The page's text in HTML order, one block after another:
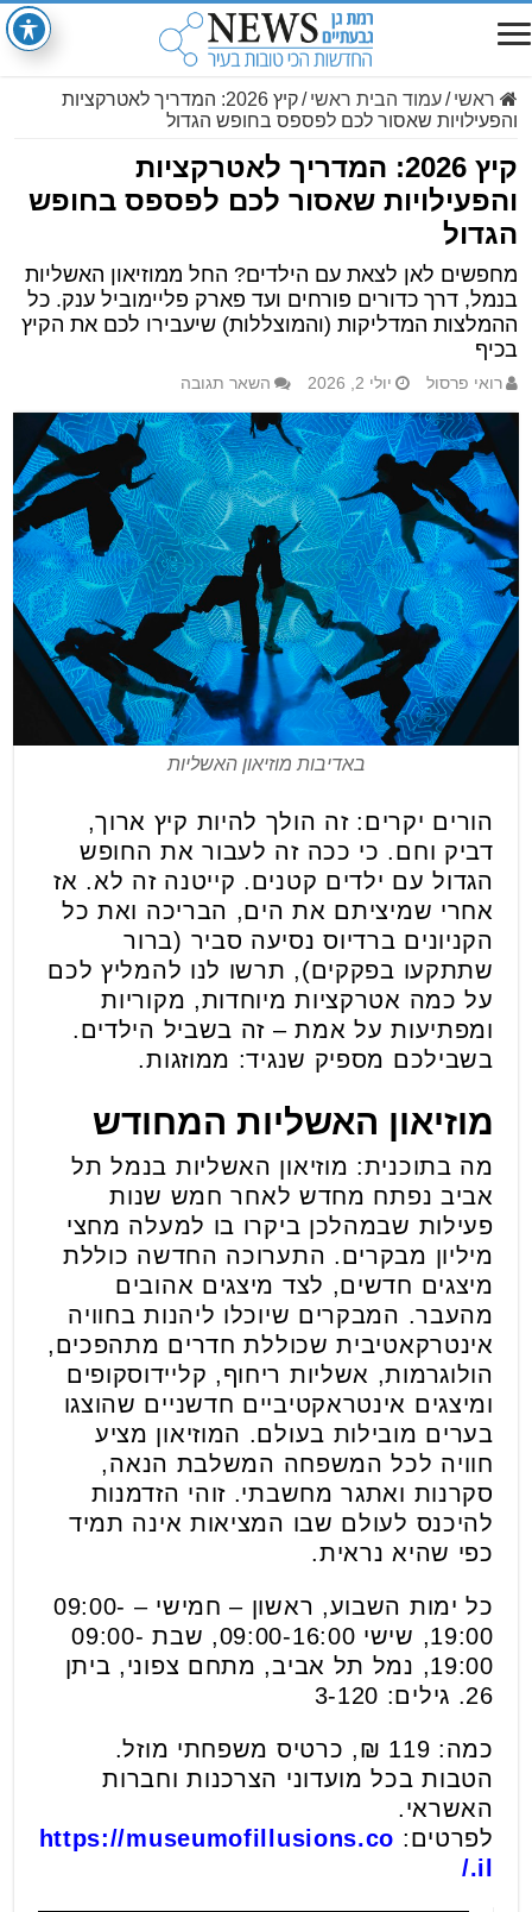
ראשי /עמוד הבית ראשי /
קיץ 2026: המדריך לאטרקציות
והפעילויות שאסור לכם לפספס בחופש הגדול
קיץ 2026: המדריך לאטרקציות
והפעילויות שאסור לכם לפספס בחופש
הגדול
מחפשים לאן לצאת עם הילדים? החל ממוזיאון האשליות
בנמל, דרך כדורים פורחים ועד פארק פליימוביל ענק. כל
ההמלצות המדליקות (והמוצללות) שיעבירו לכם את הקיץ
בכיף
רואי פרסול יולי 2, 2026 השאר תגובה
באדיבות מוזיאון האשליות
הורים יקרים: זה הולך להיות קיץ ארוך,
דביק וחם. כי ככה זה לעבור את החופש
הגדול עם ילדים קטנים. קייטנה זה לא. אז
אחרי שמיציתם את הים, הבריכה ואת כל
הקניונים ברדיוס נסיעה סביר (ברור
שתתקעו בפקקים), תרשו לנו להמליץ לכם
על כמה אטרקציות מיוחדות, מקוריות
ומפתיעות על אמת – זה בשביל הילדים.
בשבילכם מספיק שנגיד: ממוזגות.
מוזיאון האשליות המחודש
מה בתוכנית: מוזיאון האשליות בנמל תל
אביב נפתח מחדש לאחר חמש שנות
פעילות שבמהלכן ביקרו בו למעלה מחצי
מיליון מבקרים. התערוכה החדשה כוללת
מיצגים חדשים, לצד מיצגים אהובים
מהעבר. המבקרים שיוכלו ליהנות בחוויה
אינטרקאטיבית שכוללת חדרים מתהפכים,
הולוגרמות, אשליות ריחוף, קליידוסקופים
ומיצגים אינטראקטיביים חדשניים שהוצגו
בערים מובילות בעולם. המוזיאון מציע
חוויה לכל המשפחה המשלבת הנאה,
סקרנות ואתגר מחשבתי. זוהי הזדמנות
להיכנס לעולם שבו המציאות אינה תמיד
כפי שהיא נראית.
כל ימות השבוע, ראשון – חמישי – 09:00-
19:00, שישי 09:00-16:00, שבת 09:00-
19:00, נמל תל אביב, מתחם צפוני, ביתן
26. גילים: 3-120
כמה: 119 ₪, כרטיס משפחתי מוזל.
הטבות בכל מועדוני הצרכנות וחברות
האשראי.
לפרטים: https://museumofillusions.co
.il/